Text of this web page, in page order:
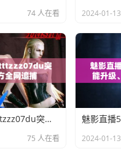
74 人在看 2024-01-13
黑市影视网tttzzz07du突袭，警方全网追捕
75 人在看 2024-01-13